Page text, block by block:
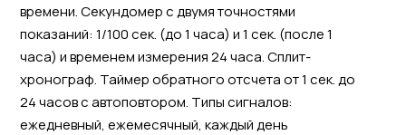
времени. Секундомер с двумя точностями
показаний: 1/100 сек. (до 1 часа) и 1 сек. (после 1
часа) и временем измерения 24 часа. Сплит-
хронограф. Таймер обратного отсчета от 1 сек. до
24 часов с автоповтором. Типы сигналов:
ежедневный, ежемесячный, каждый день